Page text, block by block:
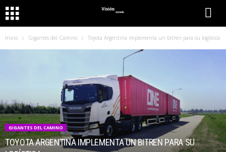
Inicio Gigantes del Camino Toyota Argentina implementa un bitren para su logística
GIGANTES DEL CAMINO
TOYOTA ARGENTINA IMPLEMENTA UN BITREN PARA SU